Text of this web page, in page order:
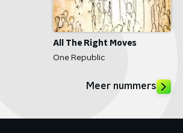
All The Right Moves
One Republic
Meer nummers